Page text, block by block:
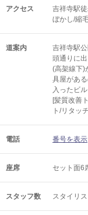
アクセス
吉祥寺駅
ぼかし/縮
道案内
吉祥寺駅
頭通りに
(高架線下)
具屋があ
入ったビ
[髪質改善
ト/リタッ
電話 番号を表示
座席 セット面6
スタッフ数 スタイリ